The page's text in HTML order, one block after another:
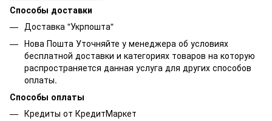
Способы доставки
Доставка "Укрпошта"
Нова Пошта Уточняйте у менеджера об условиях
бесплатной доставки и категориях товаров на которую
распространяется данная услуга для других способов
оплаты.
Способы оплаты
Кредиты от КредитМаркет